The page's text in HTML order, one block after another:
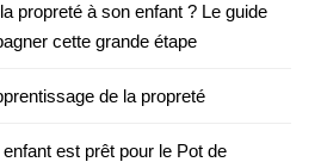
propreté à son enfant ? Le guide
cette grande étape
de la propreté
est prêt pour le Pot de